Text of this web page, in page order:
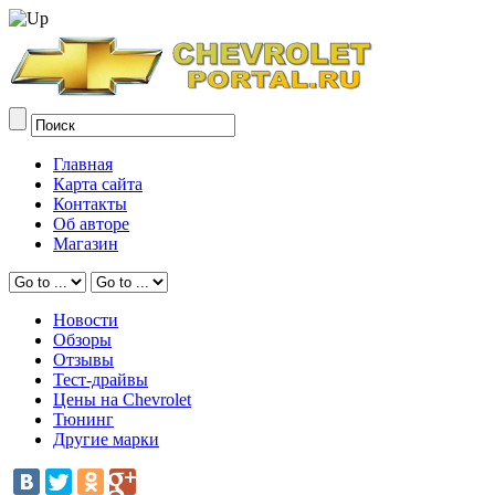
Главная
Карта сайта
Контакты
Об авторе
Магазин
Новости
Обзоры
Отзывы
Тест-драйвы
Цены на Chevrolet
Тюнинг
Другие марки